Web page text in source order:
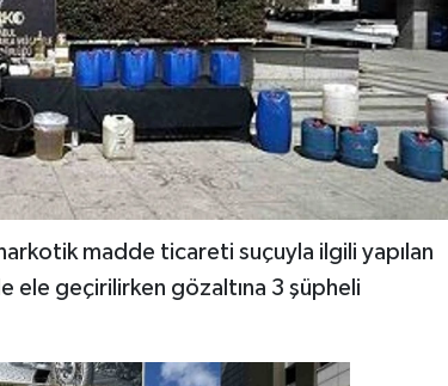
madde ticareti suçuyla ilgili yapılan
ele geçirilirken gözaltına 3 şüpheli